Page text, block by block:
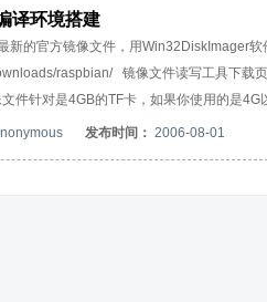
各种条件运算符 || &&12. 支持各种逻辑运
译环境搭建
的官方镜像文件，用Win32DiskImager
raspbian/ 镜像文件读写工具下
件针对是4GB的TF卡，如果你使用的是
扩充，然后重启机器即可。③ 执行rpi-
发布时间： 2006-08-01